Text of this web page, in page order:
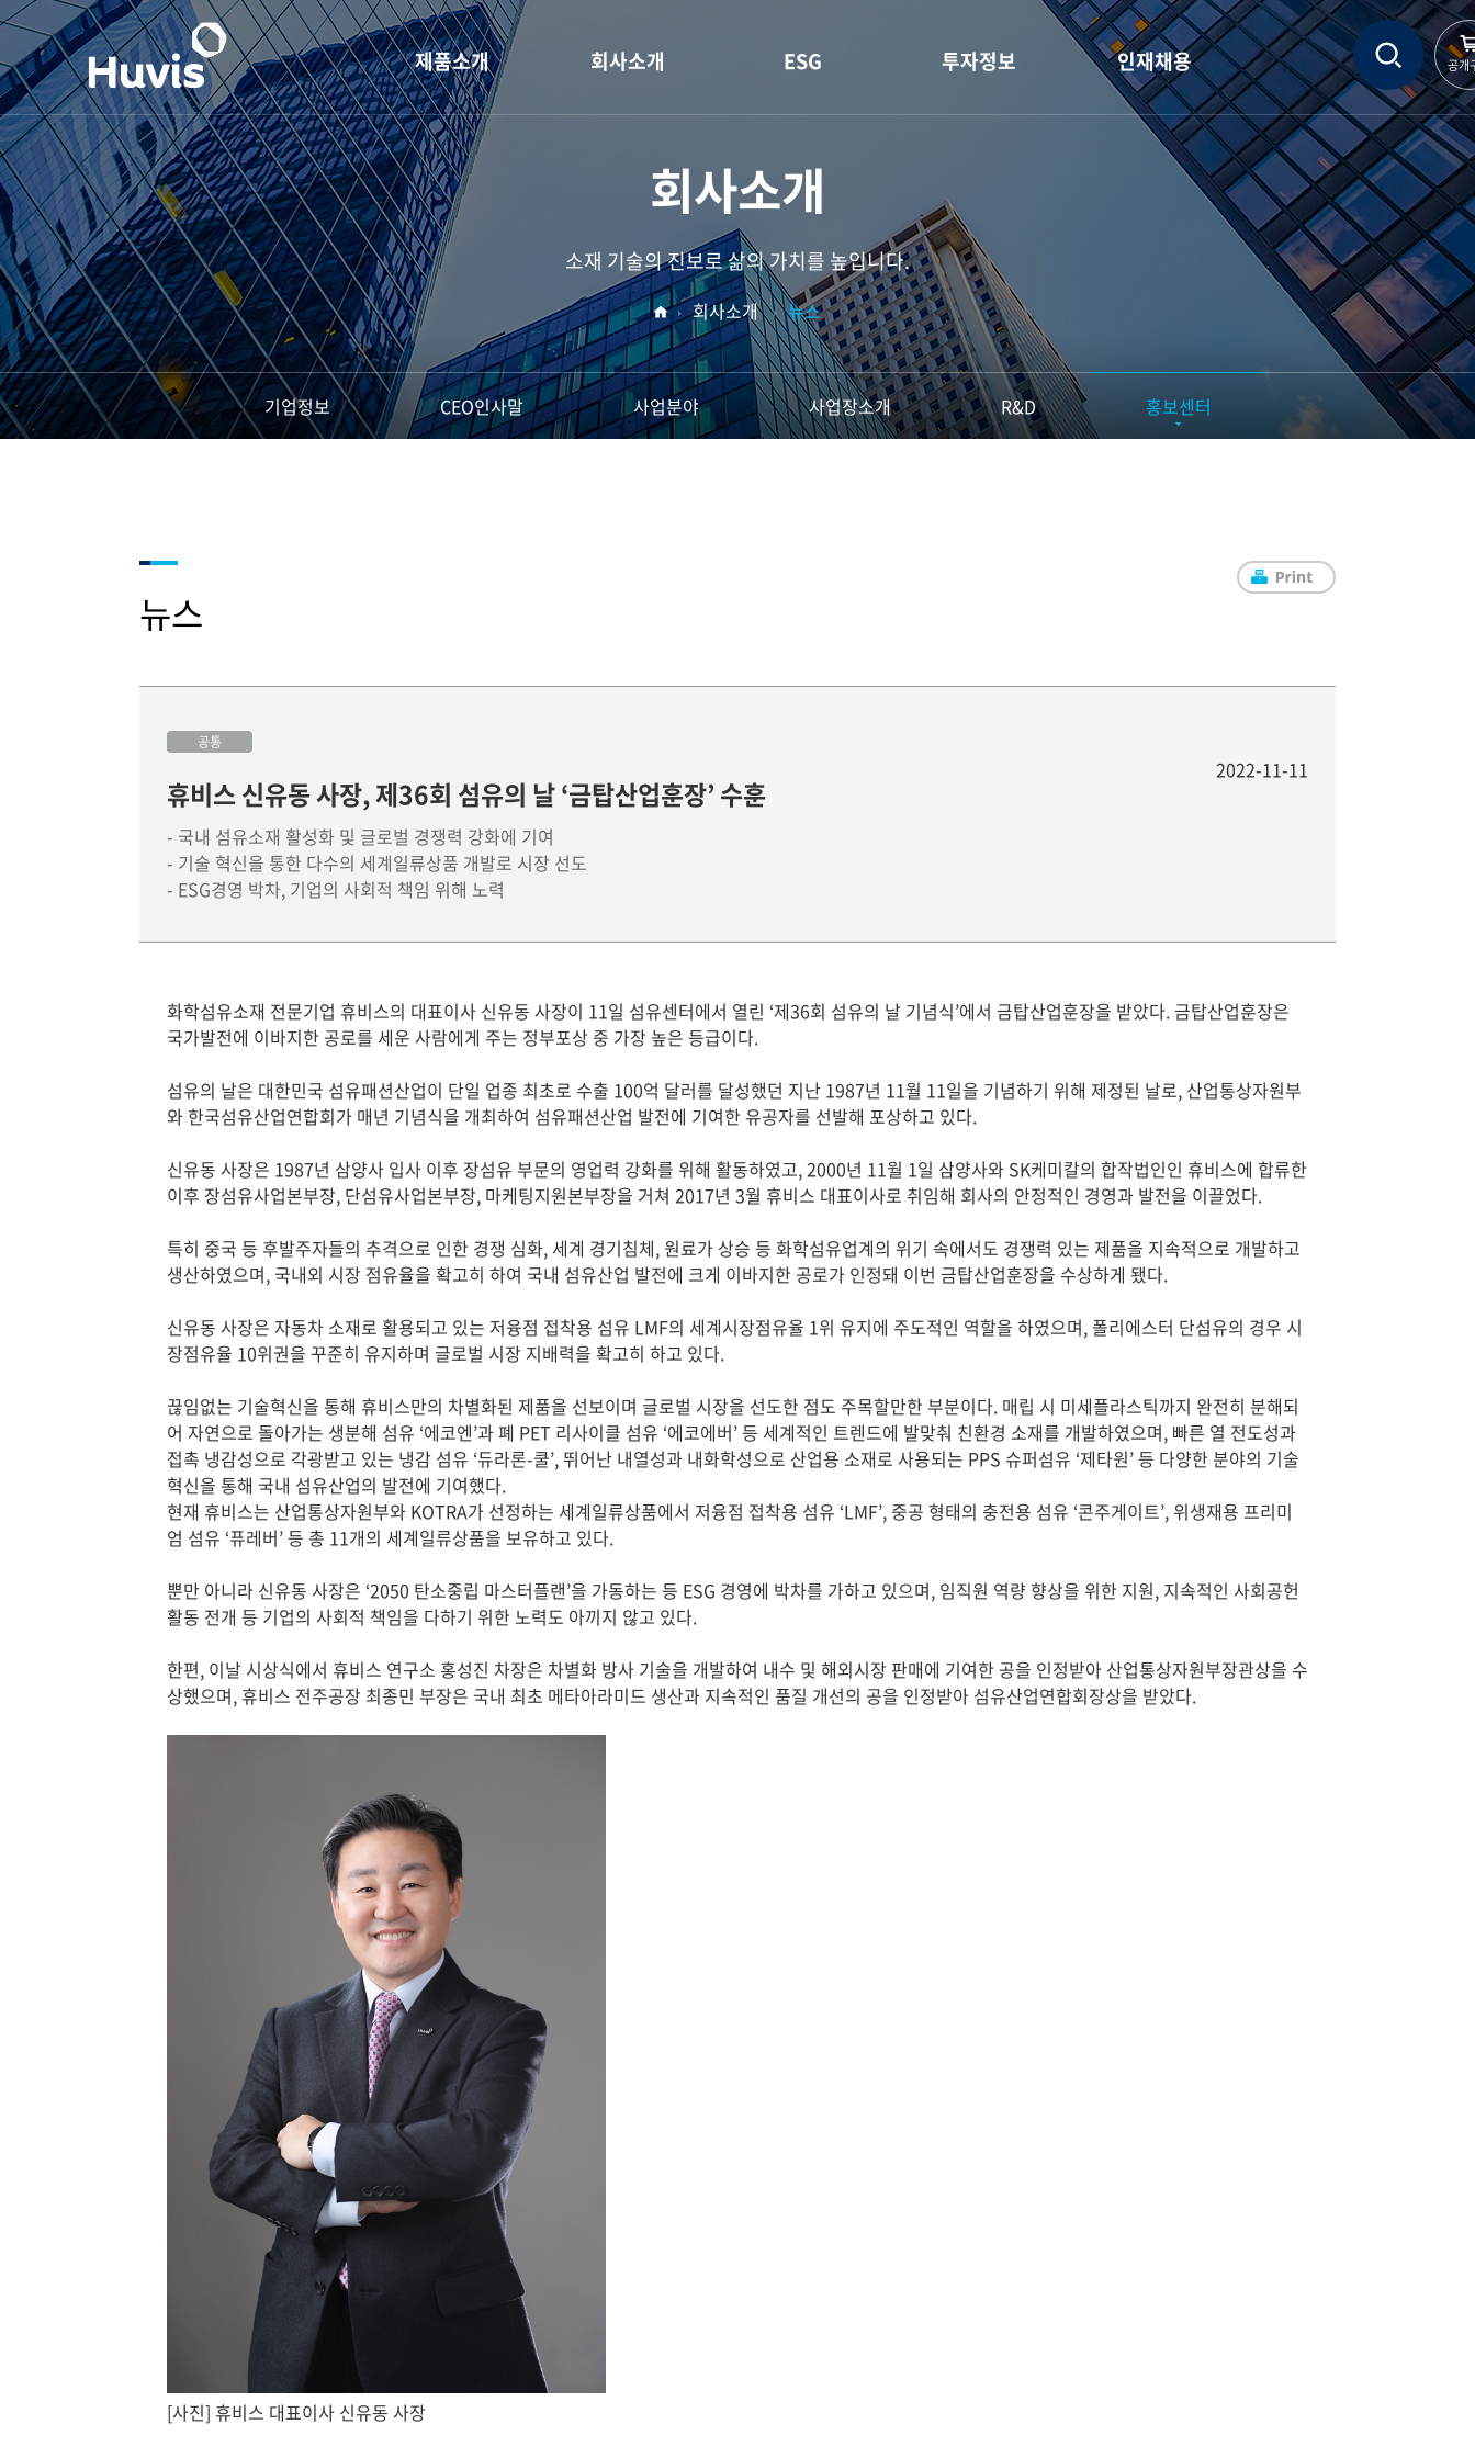
제품소개
S H E
단섬유
장섬유
PET 레진
슈퍼섬유
산업자재용 소재
생활용 소재
회사소개
CEO인사말
사업장소개
R&D
홍보센터
ESG
E (환경)
G (지배구조)
ESG 데이터
투자정보
공시정보
배당현황
IR 자료실
인재채용
인재상
공개
회사소개
소재 기술의 진보로 삶의 가치를 높입니다.
회사소개 뉴스
기업정보 CEO인사말 사업분야 사업장소개 R&D 홍보센터
뉴스
공통
휴비스 신유동 사장, 제36회 섬유의 날 ‘금탑산업훈장’ 수훈
2022-11-11
- 국내 섬유소재 활성화 및 글로벌 경쟁력 강화에 기여
- 기술 혁신을 통한 다수의 세계일류상품 개발로 시장 선도
- ESG경영 박차, 기업의 사회적 책임 위해 노력
화학섬유소재 전문기업 휴비스의 대표이사 신유동 사장이 11일 섬유센터에서 열린 ‘제36회 섬유의 날 기념식’에서 금탑산업훈장을 받았다. 금탑산업훈장은
국가발전에 이바지한 공로를 세운 사람에게 주는 정부포상 중 가장 높은 등급이다.
섬유의 날은 대한민국 섬유패션산업이 단일 업종 최초로 수출 100억 달러를 달성했던 지난 1987년 11월 11일을 기념하기 위해 제정된 날로, 산업통상자원부
와 한국섬유산업연합회가 매년 기념식을 개최하여 섬유패션산업 발전에 기여한 유공자를 선발해 포상하고 있다.
신유동 사장은 1987년 삼양사 입사 이후 장섬유 부문의 영업력 강화를 위해 활동하였고, 2000년 11월 1일 삼양사와 SK케미칼의 합작법인인 휴비스에 합류한
이후 장섬유사업본부장, 단섬유사업본부장, 마케팅지원본부장을 거쳐 2017년 3월 휴비스 대표이사로 취임해 회사의 안정적인 경영과 발전을 이끌었다.
특히 중국 등 후발주자들의 추격으로 인한 경쟁 심화, 세계 경기침체, 원료가 상승 등 화학섬유업계의 위기 속에서도 경쟁력 있는 제품을 지속적으로 개발하고
생산하였으며, 국내외 시장 점유율을 확고히 하여 국내 섬유산업 발전에 크게 이바지한 공로가 인정돼 이번 금탑산업훈장을 수상하게 됐다.
신유동 사장은 자동차 소재로 활용되고 있는 저융점 접착용 섬유 LMF의 세계시장점유율 1위 유지에 주도적인 역할을 하였으며, 폴리에스터 단섬유의 경우 시
장점유율 10위권을 꾸준히 유지하며 글로벌 시장 지배력을 확고히 하고 있다.
끊임없는 기술혁신을 통해 휴비스만의 차별화된 제품을 선보이며 글로벌 시장을 선도한 점도 주목할만한 부분이다. 매립 시 미세플라스틱까지 완전히 분해되
어 자연으로 돌아가는 생분해 섬유 ‘에코엔’과 폐 PET 리사이클 섬유 ‘에코에버’ 등 세계적인 트렌드에 발맞춰 친환경 소재를 개발하였으며, 빠른 열 전도성과
접촉 냉감성으로 각광받고 있는 냉감 섬유 ‘듀라론-쿨’, 뛰어난 내열성과 내화학성으로 산업용 소재로 사용되는 PPS 슈퍼섬유 ‘제타원’ 등 다양한 분야의 기술
혁신을 통해 국내 섬유산업의 발전에 기여했다.
현재 휴비스는 산업통상자원부와 KOTRA가 선정하는 세계일류상품에서 저융점 접착용 섬유 ‘LMF’, 중공 형태의 충전용 섬유 ‘콘주게이트’, 위생재용 프리미
엄 섬유 ‘퓨레버’ 등 총 11개의 세계일류상품을 보유하고 있다.
뿐만 아니라 신유동 사장은 ‘2050 탄소중립 마스터플랜’을 가동하는 등 ESG 경영에 박차를 가하고 있으며, 임직원 역량 향상을 위한 지원, 지속적인 사회공헌
활동 전개 등 기업의 사회적 책임을 다하기 위한 노력도 아끼지 않고 있다.
한편, 이날 시상식에서 휴비스 연구소 홍성진 차장은 차별화 방사 기술을 개발하여 내수 및 해외시장 판매에 기여한 공을 인정받아 산업통상자원부장관상을 수
상했으며, 휴비스 전주공장 최종민 부장은 국내 최초 메타아라미드 생산과 지속적인 품질 개선의 공을 인정받아 섬유산업연합회장상을 받았다.
[사진] 휴비스 대표이사 신유동 사장